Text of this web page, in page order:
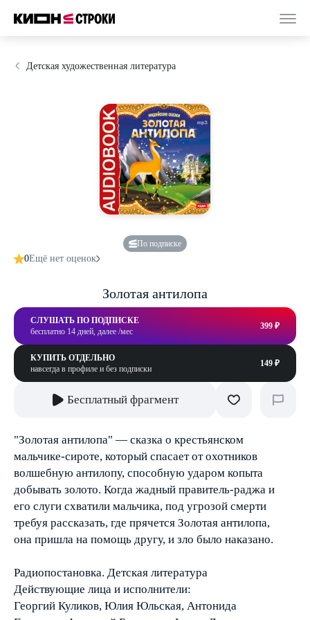
Детская художественная литература
По подписке
0Ещё нет оценок
Золотая антилопа
СЛУШАТЬ ПО ПОДПИСКЕ
бесплатно 14 дней, далее /мес
399 ₽
КУПИТЬ ОТДЕЛЬНО
навсегда в профиле и без подписки
149 ₽
Бесплатный фрагмент
"Золотая антилопа" — сказка о крестьянском
мальчике-сироте, который спасает от охотников
волшебную антилопу, способную ударом копыта
добывать золото. Когда жадный правитель-раджа и
его слуги схватили мальчика, под угрозой смерти
требуя рассказать, где прячется Золотая антилопа,
она пришла на помощь другу, и зло было наказано.
Радиопостановка. Детская литература
Действующие лица и исполнители:
Георгий Куликов, Юлия Юльская, Антонида